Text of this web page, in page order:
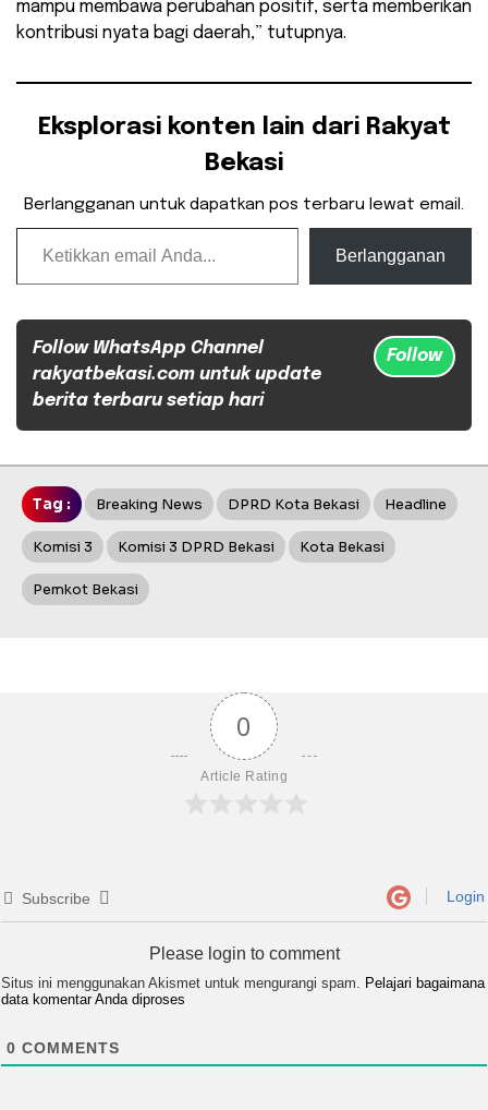
mampu membawa perubahan positif, serta memberikan
kontribusi nyata bagi daerah,” tutupnya.
Eksplorasi konten lain dari Rakyat
Bekasi
Berlangganan untuk dapatkan pos terbaru lewat email.
Ketikkan email Anda...
Berlangganan
Follow WhatsApp Channel
rakyatbekasi.com untuk update
berita terbaru setiap hari
Follow
Tag : Breaking News DPRD Kota Bekasi Headline
Komisi 3 Komisi 3 DPRD Bekasi Kota Bekasi
Pemkot Bekasi
0
Article Rating
Subscribe Login
Please login to comment
Situs ini menggunakan Akismet untuk mengurangi spam. Pelajari bagaimana
data komentar Anda diproses
0 COMMENTS